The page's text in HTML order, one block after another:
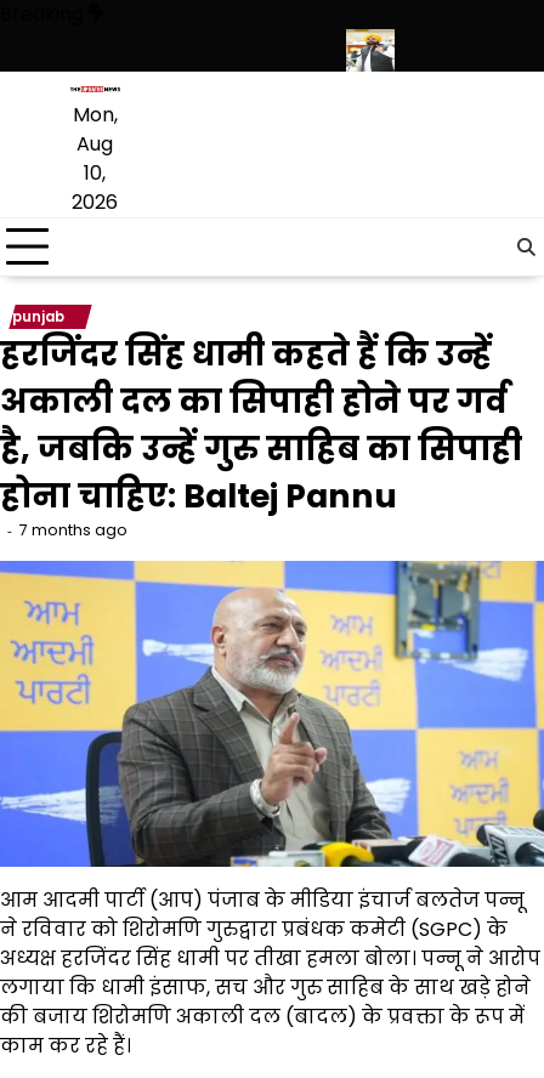
content
Mon,
Aug
10,
2026
punjab
हरजिंदर सिंह धामी कहते हैं कि उन्हें
अकाली दल का सिपाही होने पर गर्व
है, जबकि उन्हें गुरु साहिब का सिपाही
होना चाहिए: Baltej Pannu
7 months ago
आम आदमी पार्टी (आप) पंजाब के मीडिया इंचार्ज बलतेज पन्नू
ने रविवार को शिरोमणि गुरुद्वारा प्रबंधक कमेटी (SGPC) के
अध्यक्ष हरजिंदर सिंह धामी पर तीखा हमला बोला। पन्नू ने आरोप
लगाया कि धामी इंसाफ, सच और गुरु साहिब के साथ खड़े होने
की बजाय शिरोमणि अकाली दल (बादल) के प्रवक्ता के रूप में
काम कर रहे हैं।